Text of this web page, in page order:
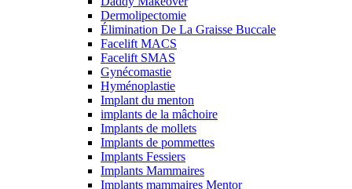
Dermolipectomie
Élimination De La Graisse Buccale
Facelift MACS
Facelift SMAS
Gynécomastie
Hyménoplastie
Implant du menton
implants de la mâchoire
Implants de mollets
Implants de pommettes
Implants Fessiers
Implants Mammaires
Implants mammaires Mentor